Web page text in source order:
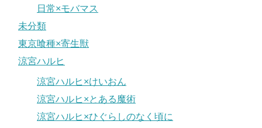
日常×モバマス
未分類
東京喰種×寄生獣
涼宮ハルヒ
涼宮ハルヒ×けいおん
涼宮ハルヒ×とある魔術
涼宮ハルヒ×ひぐらしのなく頃に